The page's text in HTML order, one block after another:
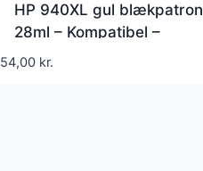
HP 940XL gul blækpatron
28ml – Kompatibel –
C4909AE
54,00 kr.